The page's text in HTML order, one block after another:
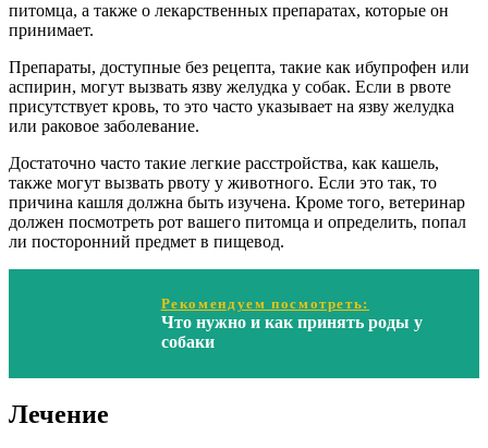
питомца, а также о лекарственных препаратах, которые он
принимает.
Препараты, доступные без рецепта, такие как ибупрофен или
аспирин, могут вызвать язву желудка у собак. Если в рвоте
присутствует кровь, то это часто указывает на язву желудка
или раковое заболевание.
Достаточно часто такие легкие расстройства, как кашель,
также могут вызвать рвоту у животного. Если это так, то
причина кашля должна быть изучена. Кроме того, ветеринар
должен посмотреть рот вашего питомца и определить, попал
ли посторонний предмет в пищевод.
Рекомендуем посмотреть:
Что нужно и как принять роды у
собаки
Лечение